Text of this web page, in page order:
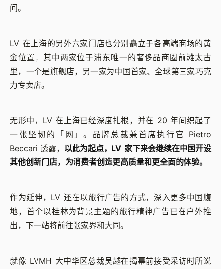
间。
LV 在上海的另外六家门店也分别矗立于各高端商场的黄
金位置，其中两家位于浦东唯一的奢侈品商圈前滩太古
里，一个是旗舰店，另一家为中国首家、全球第三家巧克
力专卖店。
无形中，LV 在上海已经深度扎根，并在 20 年间织起了
一张坚韧的「网」。品牌总裁兼首席执行官 Pietro
Beccari 透露， 以此为起点，LV 家下来会继续在中国开设
其他创新门店，为消费者创造更高质量和更全面的体验。
作为延伸，LV 还在以旅行广告的方式，深入更多中国腹
地，首个以桂林为背景主题的旅行精神广告已在户外推
出，下一站将前往张家界和大同。
就像 LVMH 大中华区总裁吴越在揭幕前接受采访时所说